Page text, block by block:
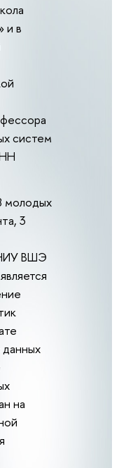
и в
систем
молодых
3
НИУ ВШЭ
на